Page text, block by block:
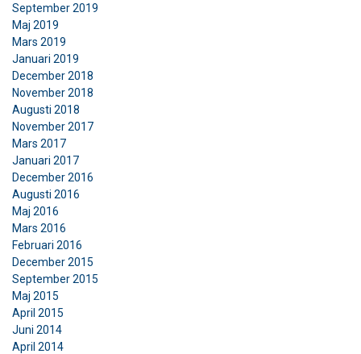
September 2019
Maj 2019
Mars 2019
Januari 2019
December 2018
November 2018
Augusti 2018
November 2017
Mars 2017
Januari 2017
December 2016
Augusti 2016
Maj 2016
Mars 2016
Februari 2016
December 2015
September 2015
Maj 2015
April 2015
Juni 2014
April 2014
VISA DETALJER